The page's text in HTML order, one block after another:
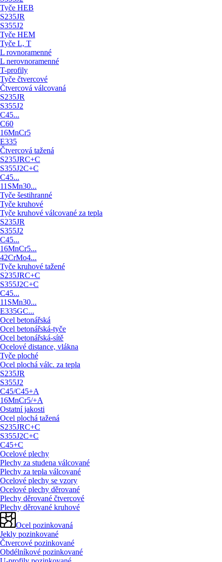
Tyče HEB
S235JR
S355J2
Tyče HEM
Tyče L, T
L rovnoramenné
L nerovnoramenné
T-profily
Tyče čtvercové
Čtvercová válcovaná
S235JR
S355J2
C45...
C60
16MnCr5
E335
Čtvercová tažená
S235JRC+C
S355J2C+C
C45...
11SMn30...
Tyče šestihranné
Tyče kruhové
Tyče kruhové válcované za tepla
S235JR
S355J2
C45...
16MnCr5...
42CrMo4...
Tyče kruhové tažené
S235JRC+C
S355J2C+C
C45...
11SMn30...
E335GC...
Ocel betonářská
Ocel betonářská-tyče
Ocel betonářská-sítě
Ocelové distance, vlákna
Tyče ploché
Ocel plochá válc. za tepla
S235JR
S355J2
C45/C45+A
16MnCr5/+A
Ostatní jakosti
Ocel plochá tažená
S235JRC+C
S355J2C+C
C45+C
Ocelové plechy
Plechy za studena válcované
Plechy za tepla válcované
Ocelové plechy se vzory
Ocelové plechy děrované
Plechy děrované čtvercové
Plechy děrované kruhové
Ocel pozinkovaná
Jekly pozinkované
Čtvercové pozinkované
Obdélníkové pozinkované